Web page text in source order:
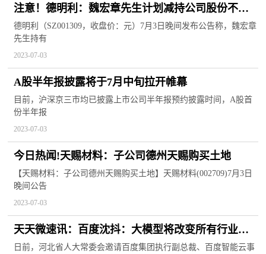
注意！德明利：魏宏章先生计划减持公司股份不超
过约481万股
德明利（SZ001309，收盘价：元）7月3日晚间发布公告称，魏宏章
先生持有
2023-07-03
A股半年报披露将于7月中旬拉开帷幕
目前，沪深京三市均已披露上市公司半年报预约披露时间，A股首
份半年报
2023-07-03
今日热闻!天赐材料：子公司德州天赐购买土地
【天赐材料：子公司德州天赐购买土地】天赐材料(002709)7月3日
晚间公告
2023-07-03
天天微速讯：百度沈抖：大模型将改变所有行业，
三大“智能新基建”将提速
日前，河北省人大常委会邀请百度集团执行副总裁、百度智能云事